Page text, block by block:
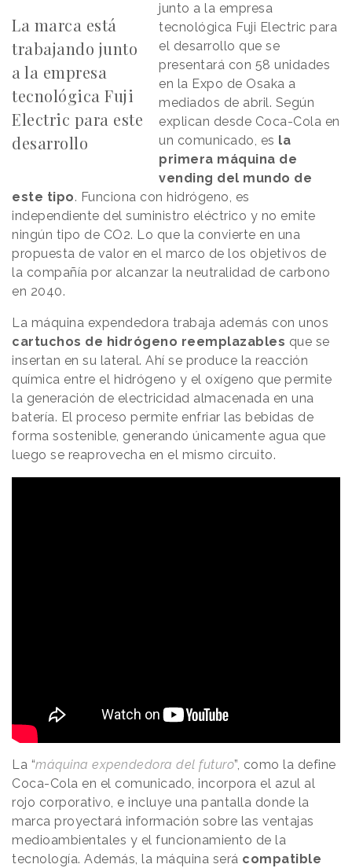
La marca está
trabajando junto
a la empresa
tecnológica Fuji
Electric para este
desarrollo
junto a la empresa
tecnológica Fuji Electric para
el desarrollo que se
presentará con 58 unidades
en la Expo de Osaka a
mediados de abril. Según
explican desde Coca-Cola en
un comunicado, es la
primera máquina de
vending del mundo de
este tipo. Funciona con hidrógeno, es
independiente del suministro eléctrico y no emite
ningún tipo de CO2. Lo que la convierte en una
propuesta de valor en el marco de los objetivos de
la compañía por alcanzar la neutralidad de carbono
en 2040.
La máquina expendedora trabaja además con unos
cartuchos de hidrógeno reemplazables que se
insertan en su lateral. Ahí se produce la reacción
química entre el hidrógeno y el oxígeno que permite
la generación de electricidad almacenada en una
batería. El proceso permite enfriar las bebidas de
forma sostenible, generando únicamente agua que
luego se reaprovecha en el mismo circuito.
La “máquina expendedora del futuro”, como la define
Coca-Cola en el comunicado, incorpora el azul al
rojo corporativo, e incluye una pantalla donde la
marca proyectará información sobre las ventajas
medioambientales y el funcionamiento de la
tecnología. Además, la máquina será compatible